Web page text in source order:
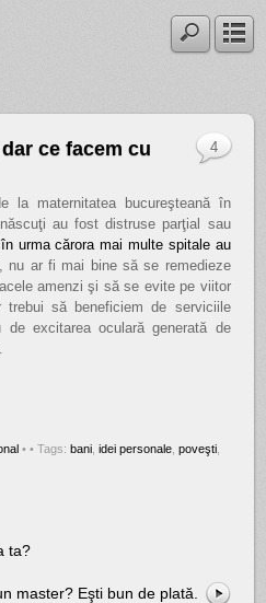
ce facem cu
la maternitatea bucureşteană în
au fost distruse parţial sau
urma cărora mai multe spitale au
nu ar fi mai bine să se remedieze
amenzi şi să se evite pe viitor
să beneficiem de serviciile
excitarea oculară generată de
•
4
• Tags:bani ,idei personale ,poveşti
ta?
master? Eşti bun de plată.